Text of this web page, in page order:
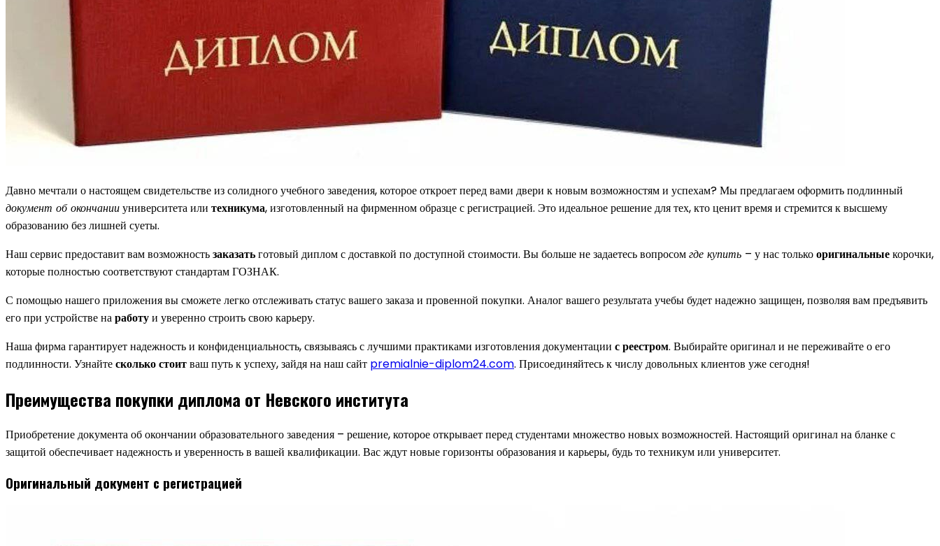
Давно мечтали о настоящем свидетельстве из солидного учебного заведения, которое откроет перед вами двери к новым возможностям и успехам? Мы предлагаем оформить подлинный
документ об окончанииуниверситета или техникума, изготовленный на фирменном образце с регистрацией. Это идеальное решение для тех, кто ценит время и стремится к высшему
образованию без лишней суеты.
Наш сервис предоставит вам возможностьзаказатьготовый диплом с доставкой по доступной стоимости. Вы больше не задаетесь вопросомгде купить – у нас толькооригинальныекорочки,
которые полностью соответствуют стандартам ГОЗНАК.
С помощью нашего приложения вы сможете легко отслеживать статус вашего заказа и провенной покупки. Аналог вашего результата учебы будет надежно защищен, позволяя вам предъявить
его при устройстве наработуи уверенно строить свою карьеру.
Наша фирма гарантирует надежность и конфиденциальность, связываясь с лучшими практиками изготовления документации с реестром. Выбирайте оригинал и не переживайте о его
подлинности. Узнайтесколько стоитваш путь к успеху, зайдя на наш сайт premialnie-diplom24.com. Присоединяйтесь к числу довольных клиентов уже сегодня!
Преимущества покупки диплома от Невского института
Приобретение документа об окончании образовательного заведения – решение, которое открывает перед студентами множество новых возможностей. Настоящий оригинал на бланке с
защитой обеспечивает надежность и уверенность в вашей квалификации. Вас ждут новые горизонты образования и карьеры, будь то техникум или университет.
Оригинальный документ с регистрацией